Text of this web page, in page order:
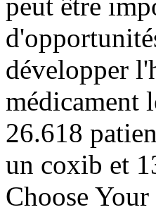
développer
médicament
26.618
un coxib et
Choose